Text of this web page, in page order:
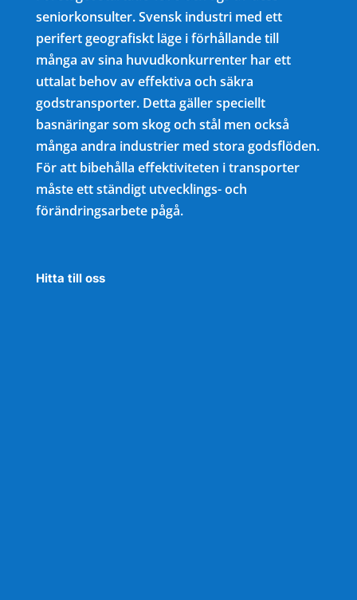
seniorkonsulter. Svensk industri med ett
perifert geografiskt läge i förhållande till
många av sina huvudkonkurrenter har ett
uttalat behov av effektiva och säkra
godstransporter. Detta gäller speciellt
basnäringar som skog och stål men också
många andra industrier med stora godsflöden.
För att bibehålla effektiviteten i transporter
måste ett ständigt utvecklings- och
förändringsarbete pågå.
Hitta till oss